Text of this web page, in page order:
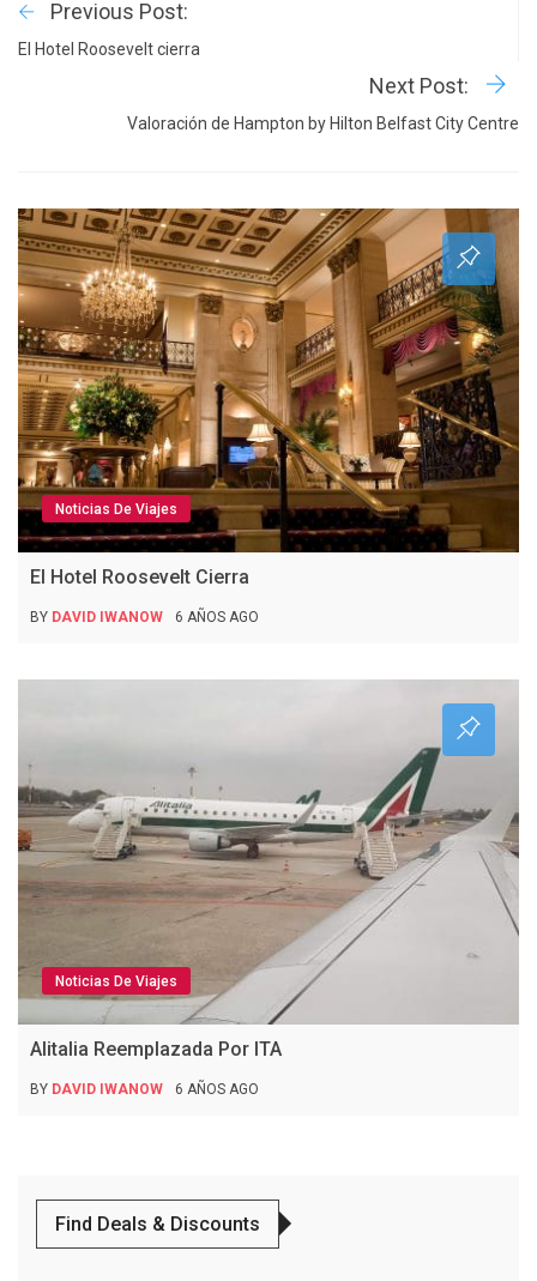
Previous Post:
El Hotel Roosevelt cierra
Next Post:
Valoración de Hampton by Hilton Belfast City Centre
Noticias De Viajes
El Hotel Roosevelt Cierra
BY DAVID IWANOW 6 AÑOS AGO
Noticias De Viajes
Alitalia Reemplazada Por ITA
BY DAVID IWANOW 6 AÑOS AGO
Find Deals & Discounts